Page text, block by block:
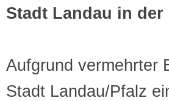
Stadt Landau in der
Aufgrund vermehrter
Stadt Landau/Pfalz